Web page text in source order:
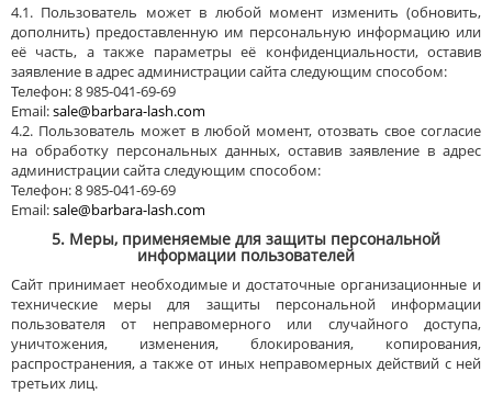
4.1. Пользователь может в любой момент изменить (обновить,
дополнить) предоставленную им персональную информацию или
её часть, а также параметры её конфиденциальности, оставив
заявление в адрес администрации сайта следующим способом:
Телефон: 8 985-041-69-69
Email:sale@barbara-lash.com
4.2. Пользователь может в любой момент, отозвать свое согласие
на обработку персональных данных, оставив заявление в адрес
администрации сайта следующим способом:
Телефон: 8 985-041-69-69
Email:sale@barbara-lash.com
5. Меры, применяемые для защиты персональной
информации пользователей
Сайт принимает необходимые и достаточные организационные и
технические меры для защиты персональной информации
пользователя от неправомерного или случайного доступа,
уничтожения, изменения, блокирования, копирования,
распространения, а также от иных неправомерных действий с ней
третьих лиц.